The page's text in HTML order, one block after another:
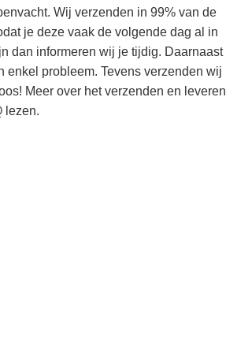
Wij verzenden in 99% van de
je deze vaak de volgende dag al in
dan informeren wij je tijdig. Daarnaast
enkel probleem. Tevens verzenden wij
Meer over het verzenden en leveren
lezen.